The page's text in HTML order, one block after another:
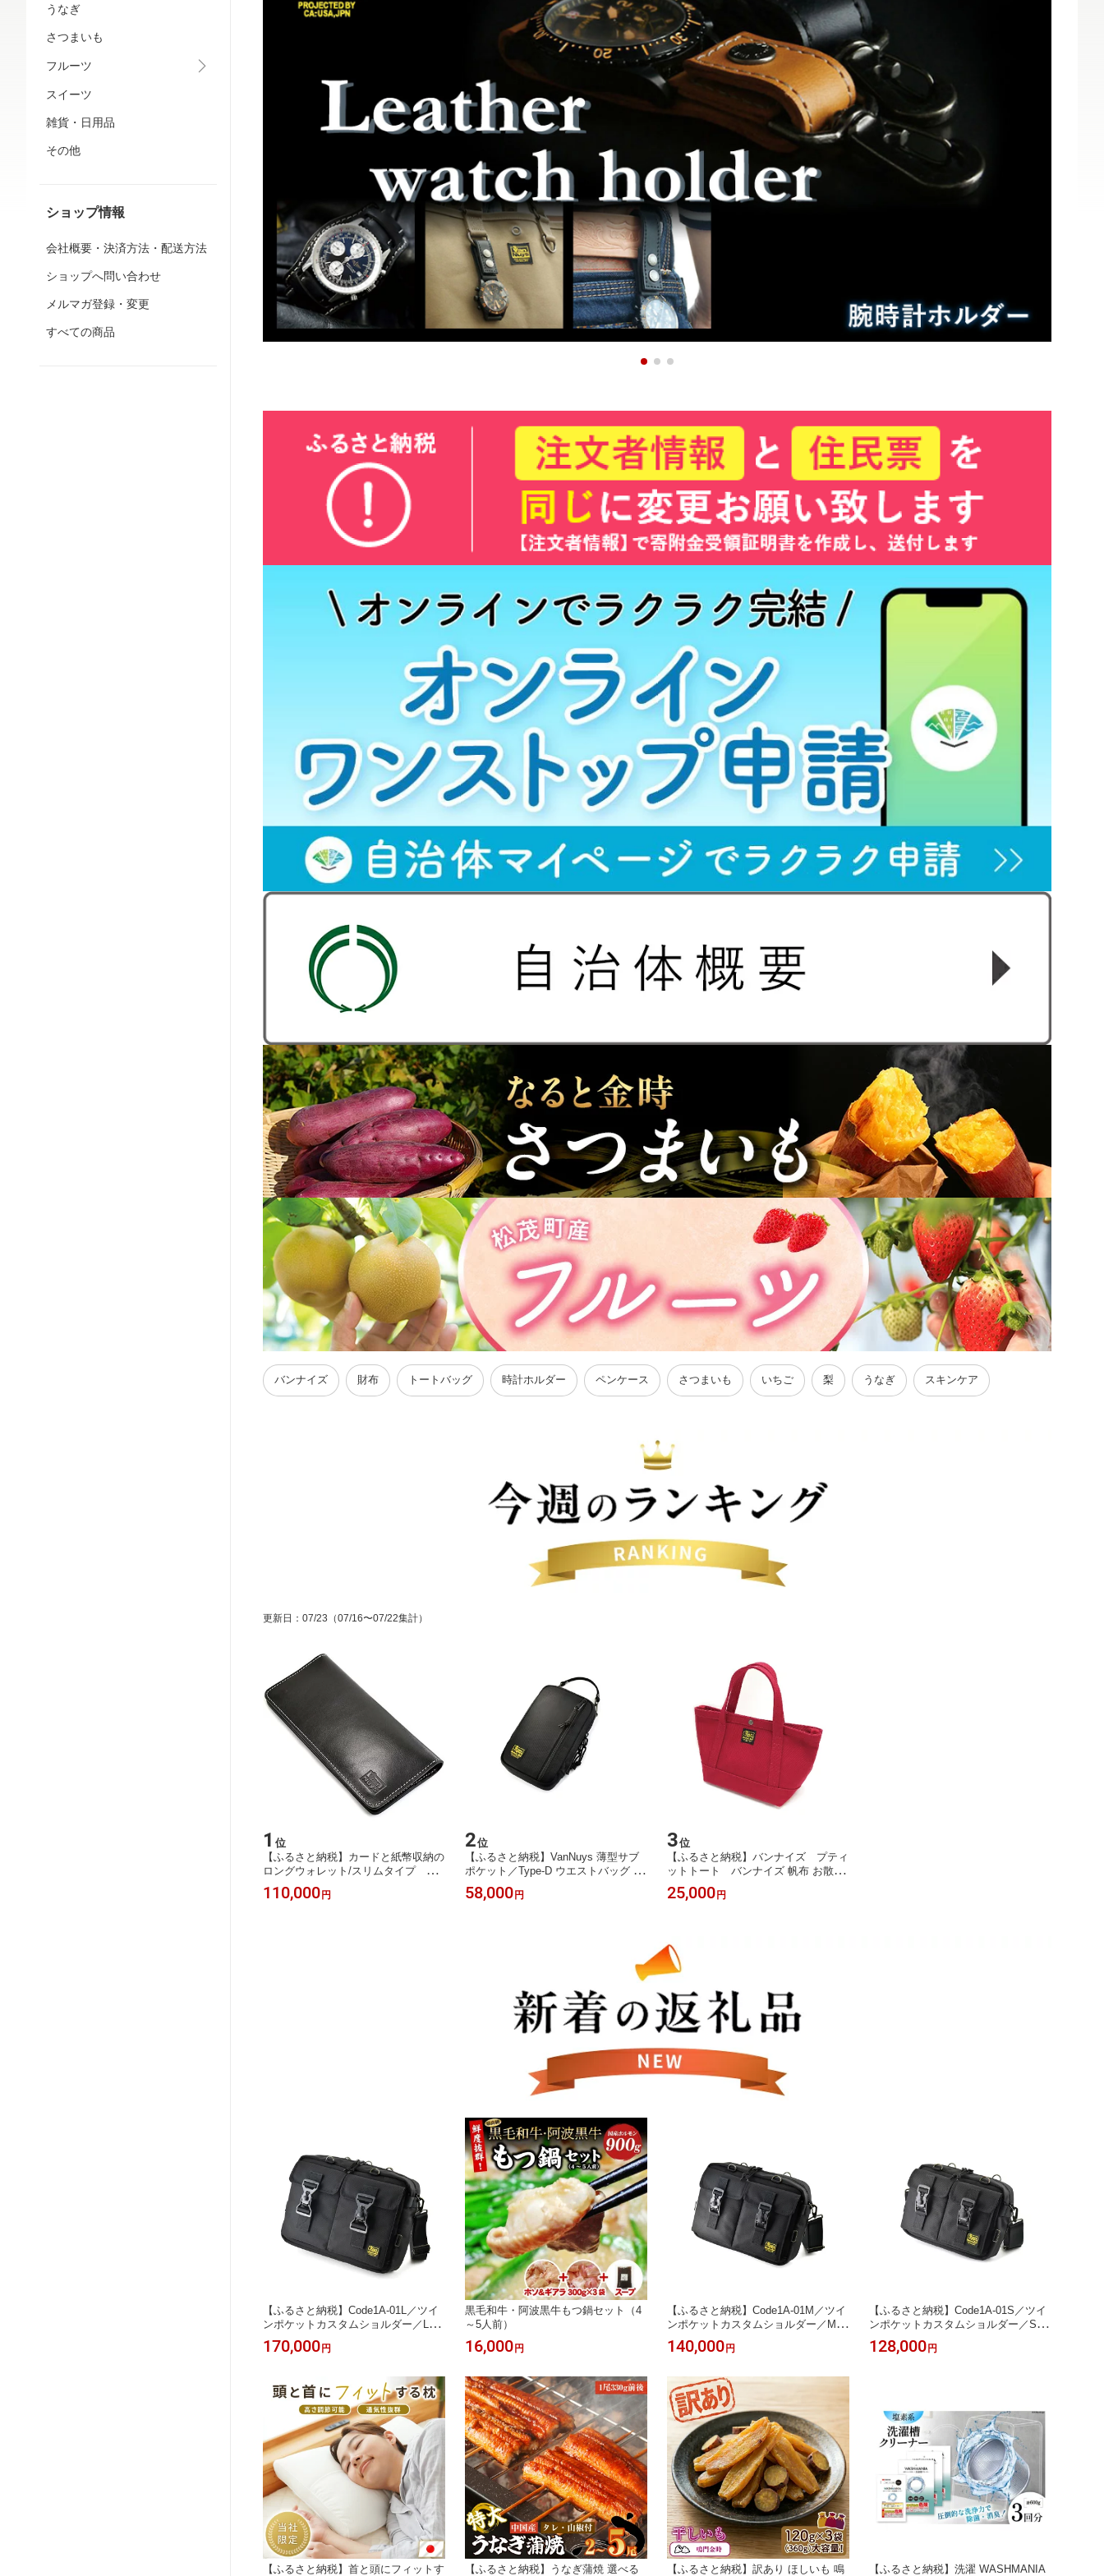
うなぎ
さつまいも
フルーツ
スイーツ
雑貨・日用品
その他
ショップ情報
会社概要・決済方法・配送方法
ショップへ問い合わせ
メルマガ登録・変更
すべての商品
バンナイズ 財布 トートバッグ 時計ホルダー ペンケース さつまいも いちご 梨 うなぎ スキンケア
更新日 ： 07/23 （07/16〜07/22集計）
1 位
【ふるさと納税】カードと紙幣収納の
ロングウォレット/スリムタイプ バ
ンナイズ オイル シュリンク レザー
本革 財布 長財布 ファッション小物
110,000 円
2位
【ふるさと納税】VanNuys 薄型サブ
ポケット／Type-D ウエストバッグ 多
機能ウエストバッグ 収納多数 ヒップ
バッグ 帆布 バンナイズ ファッション
58,000 円
3位
【ふるさと納税】バンナイズ プティ
ットトート バンナイズ 帆布 お散歩
買い物 お出かけ ショッピング かばん
トートバッグ ファッション カバン バ
25,000 円
【ふるさと納税】Code1A-01L／ツイ
ンポケットカスタムショルダー／Lサ
イズ
170,000円
黒毛和牛・阿波黒牛もつ鍋セット（4
～5人前）
16,000円
【ふるさと納税】Code1A-01M／ツイ
ンポケットカスタムショルダー／Mサ
イズ
140,000円
【ふるさと納税】Code1A-01S／ツイ
ンポケットカスタムショルダー／Sサ
イズ
128,000円
【ふるさと納税】首と頭にフィットす 【ふるさと納税】うなぎ蒲焼 選べる 【ふるさと納税】訳あり ほしいも 鳴 【ふるさと納税】洗濯 WASHMANIA